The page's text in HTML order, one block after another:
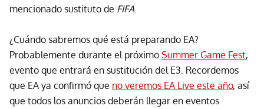
mencionado sustituto de FIFA
¿Cuándo sabremos qué está preparando EA?
Probablemente durante el próximo Summer Game Fest,
evento que entrará en sustitución del E3. Recordemos
que EA ya confirmó que no veremos EA Live este año, así
que todos los anuncios deberán llegar en eventos